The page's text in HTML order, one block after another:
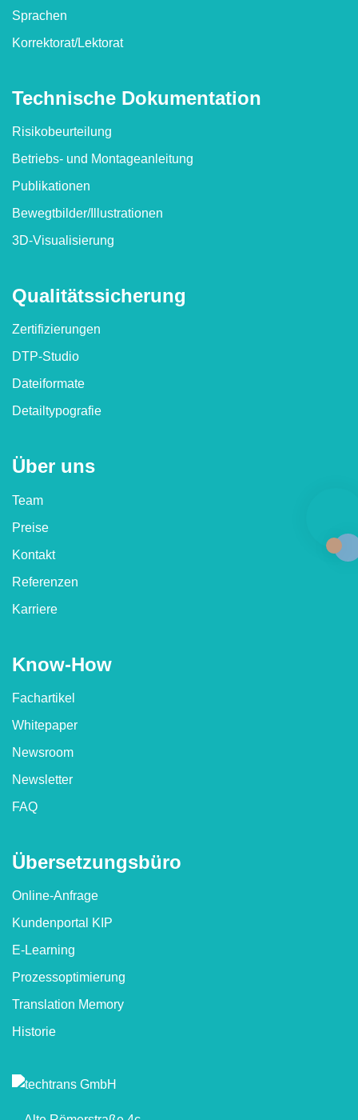
Sprachen
Korrektorat/​Lektorat
Technische Dokumen­tation
Risikobeurteilung
Betriebs- und Montageanleitung
Publikationen
Bewegtbilder/​Illustrationen
3D-Visualisierung
Qualitäts­sicherung
Zertifizierungen
DTP-Studio
Dateiformate
Detailtypografie
Über uns
Team
Preise
Kontakt
Referenzen
Karriere
Know-How
Fachartikel
Whitepaper
Newsroom
Newsletter
FAQ
Übersetzungs­büro
Online-Anfrage
Kundenportal KIP
E-Learning
Prozessoptimierung
Translation Memory
Historie